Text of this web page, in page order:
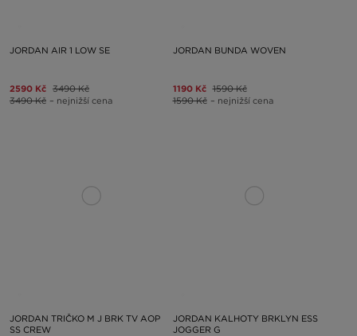
JORDAN AIR 1 LOW SE
2590 Kč 3490 Kč
3490 Kč – nejnižší cena
JORDAN BUNDA WOVEN
1190 Kč 1590 Kč
1590 Kč – nejnižší cena
JORDAN TRIČKO M J BRK TV AOP
SS CREW
JORDAN KALHOTY BRKLYN ESS
JOGGER G